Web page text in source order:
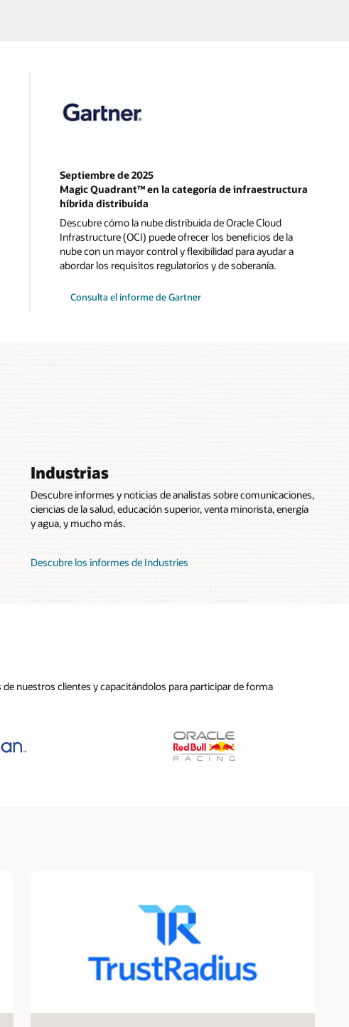
Septiembre de 2025
Magic Quadrant™ en la categoría de infraestructura
híbrida distribuida
Descubre cómo la nube distribuida de Oracle Cloud
Infrastructure (OCI) puede ofrecer los beneficios de la
nube con un mayor control y flexibilidad para ayudar a
abordar los requisitos regulatorios y de soberanía.
Consulta el informe de Gartner
Industrias
Descubre informes y noticias de analistas sobre comunicaciones,
ciencias de la salud, educación superior, venta minorista, energía
y agua, y mucho más.
Descubre los informes de Industries
nuestros clientes y capacitándolos para participar de forma